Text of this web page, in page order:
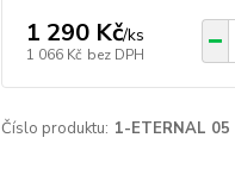
1 290 Kč/ks
1 066 Kč bez DPH
Číslo produktu: 1-ETERNAL 05